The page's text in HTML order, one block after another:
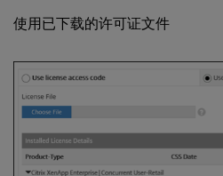
使用已下载的许可证文件